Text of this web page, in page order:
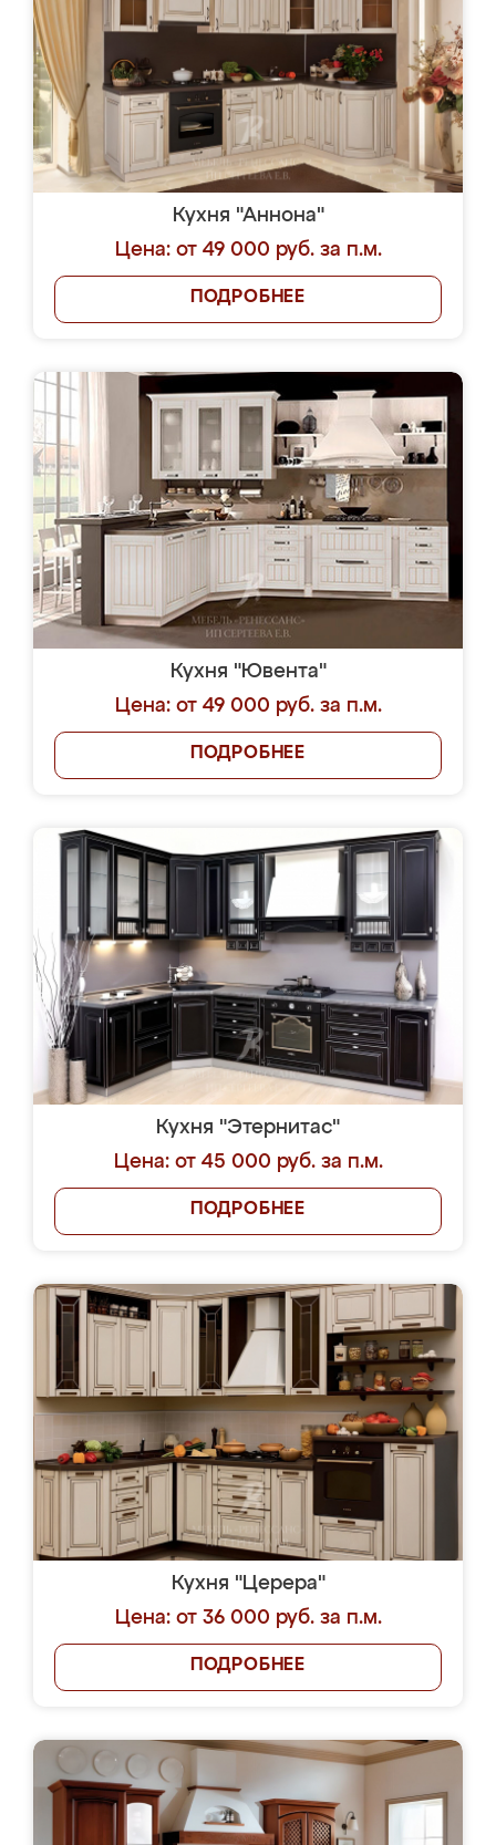
Кухня "Аннона"
Цена: от 49 000 руб. за п.м.
ПОДРОБНЕЕ
Кухня "Ювента"
Цена: от 49 000 руб. за п.м.
ПОДРОБНЕЕ
Кухня "Этернитас"
Цена: от 45 000 руб. за п.м.
ПОДРОБНЕЕ
Кухня "Церера"
Цена: от 36 000 руб. за п.м.
ПОДРОБНЕЕ